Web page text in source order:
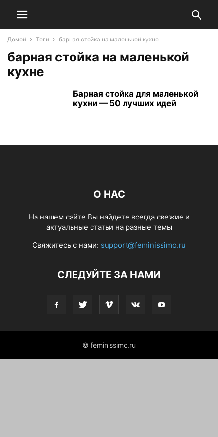
Домой Теги барная стойка на маленькой кухне
барная стойка на маленькой
кухне
Барная стойка для маленькой
кухни — 50 лучших идей
О НАС
На нашем сайте Вы найдете всегда свежие и
актуальные статьи на разные темы
Свяжитесь с нами: support@feminissimo.ru
СЛЕДУЙТЕ ЗА НАМИ
© feminissimo.ru